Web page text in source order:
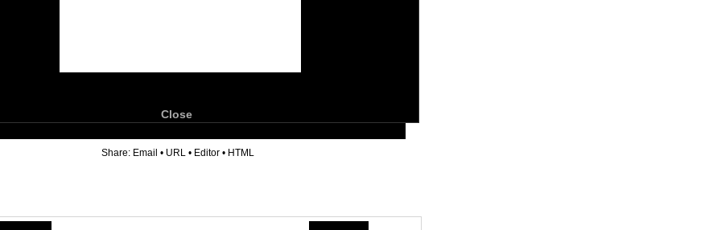
Close
Share: Email • URL • Editor • HTML